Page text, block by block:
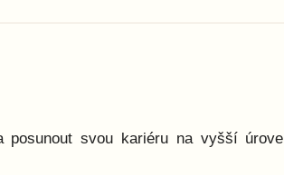
posunout svou kariéru na vyšší